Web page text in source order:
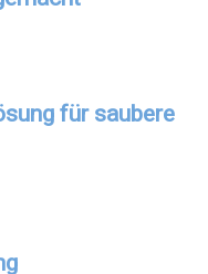
für saubere